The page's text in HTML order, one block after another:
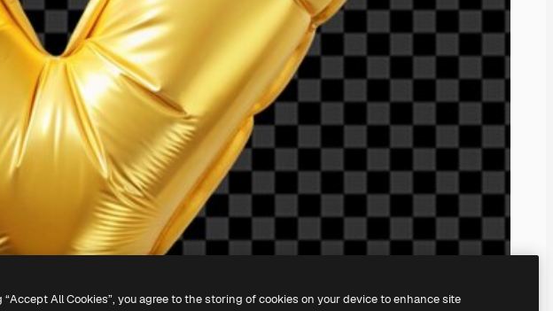
“Accept All Cookies”, you agree to the storing of cookies on your device to enhance site